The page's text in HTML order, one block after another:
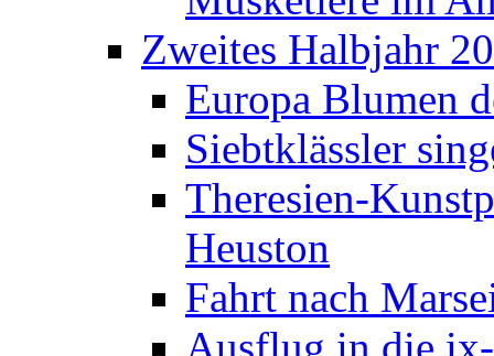
Zweites Halbjahr
Europa Blumen
Siebtklässler
Theresien-
Heuston
Fahrt nach